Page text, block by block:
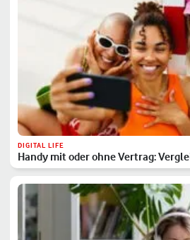
DIGITAL LIFE
Handy mit oder ohne Vertrag: